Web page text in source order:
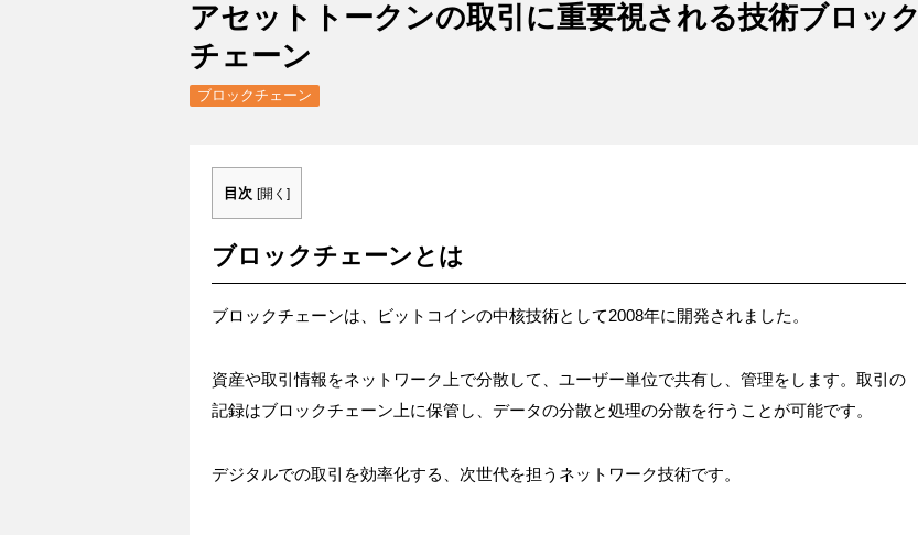
アセットトークンの取引に重要視される技術ブロック
チェーン
ブロックチェーン
目次 [開く ]
ブロックチェーンとは
ブロックチェーンは、ビットコインの中核技術として2008年に開発されました。
資産や取引情報をネットワーク上で分散して、ユーザー単位で共有し、管理をします。取引の
記録はブロックチェーン上に保管し、データの分散と処理の分散を行うことが可能です。
デジタルでの取引を効率化する、次世代を担うネットワーク技術です。